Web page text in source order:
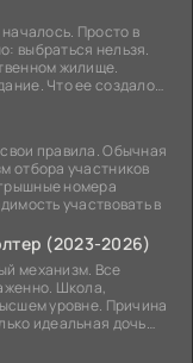
Просто в
выбраться нельзя.
жилище.
Что ее создало
правила. Обычная
отбора участников
номера
участвовать в
(2023-2026)
механизм. Все
Школа,
уровне. Причина
идеальная дочь